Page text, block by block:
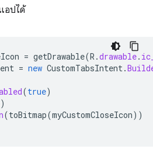
อปได้
= getDrawable(R .drawable.
= new CustomTabsIntent.
(true)
)
(toBitmap(myCustomCloseIcon))